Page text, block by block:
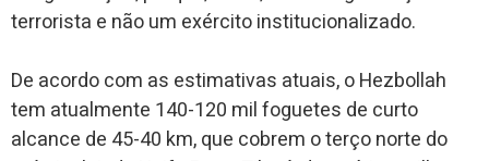
terrorista e não um exército institucionalizado.
De acordo com as estimativas atuais, o Hezbollah
tem atualmente 140-120 mil foguetes de curto
alcance de 45-40 km, que cobrem o terço norte do